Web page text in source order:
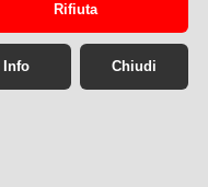
Rifiuta
Info Chiudi